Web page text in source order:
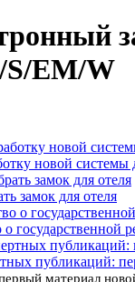
S/EM/W
новой системы
замок для отеля
государственной
публикаций:
материал